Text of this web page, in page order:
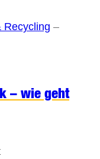
Recycling –
– wie geht